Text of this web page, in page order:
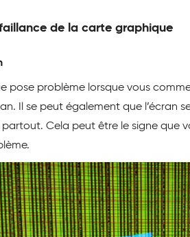
de la carte graphique
pose problème lorsque vous
Il se peut également que l’écran
Cela peut être le signe que